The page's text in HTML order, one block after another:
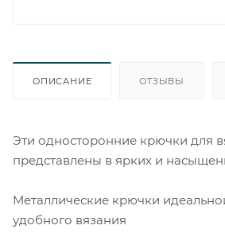
ОПИСАНИЕ ОТЗЫВЫ
Эти односторонние крючки для
представлены в ярких и
Металлические крючки
удобного вязания